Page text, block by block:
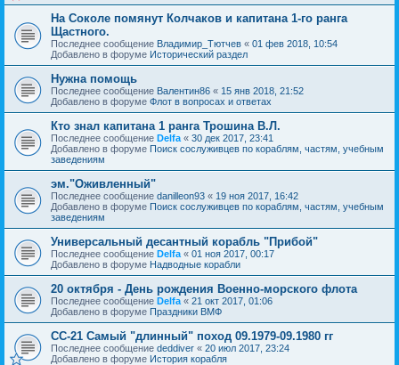
На Соколе помянут Колчаков и капитана 1-го ранга
Щастного.
Последнее сообщение Владимир_Тютчев « 01 фев 2018, 10:54
Добавлено в форуме Исторический раздел
Нужна помощь
Последнее сообщение Валентин86 « 15 янв 2018, 21:52
Добавлено в форуме Флот в вопросах и ответах
Кто знал капитана 1 ранга Трошина В.Л.
Последнее сообщение Delfa « 30 дек 2017, 23:41
Добавлено в форуме Поиск сослуживцев по кораблям, частям, учебным
заведениям
эм."Оживленный"
Последнее сообщение danilleon93 « 19 ноя 2017, 16:42
Добавлено в форуме Поиск сослуживцев по кораблям, частям, учебным
заведениям
Универсальный десантный корабль "Прибой"
Последнее сообщение Delfa « 01 ноя 2017, 00:17
Добавлено в форуме Надводные корабли
20 октября - День рождения Военно-морского флота
Последнее сообщение Delfa « 21 окт 2017, 01:06
Добавлено в форуме Праздники ВМФ
СС-21 Самый "длинный" поход 09.1979-09.1980 гг
Последнее сообщение deddiver « 20 июл 2017, 23:24
Добавлено в форуме История корабля